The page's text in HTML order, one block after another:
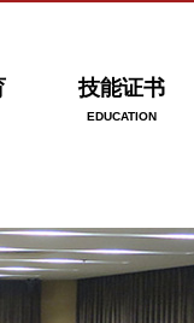
技能证书
EDUCATION